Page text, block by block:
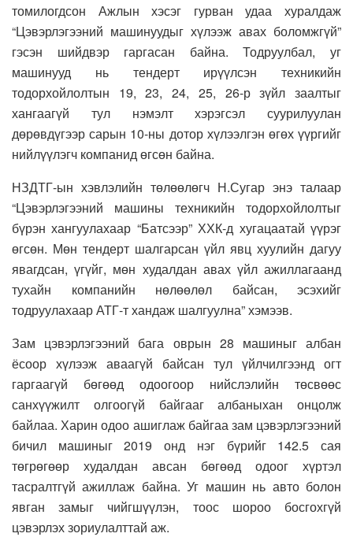
томилогдсон Ажлын хэсэг гурван удаа хуралдаж
“Цэвэрлэгээний машинуудыг хүлээж авах боломжгүй”
гэсэн шийдвэр гаргасан байна. Тодруулбал, уг
машинууд нь тендерт ирүүлсэн техникийн
тодорхойлолтын 19, 23, 24, 25, 26-р зүйл заалтыг
хангаагүй тул нэмэлт хэрэгсэл суурилуулан
дөрөвдүгээр сарын 10-ны дотор хүлээлгэн өгөх үүргийг
нийлүүлэгч компанид өгсөн байна.
НЗДТГ-ын хэвлэлийн төлөөлөгч Н.Сугар энэ талаар
“Цэвэрлэгээний машины техникийн тодорхойлолтыг
бүрэн хангуулахаар “Батсээр” ХХК-д хугацаатай үүрэг
өгсөн. Мөн тендерт шалгарсан үйл явц хуулийн дагуу
явагдсан, үгүйг, мөн худалдан авах үйл ажиллагаанд
тухайн компанийн нөлөөлөл байсан, эсэхийг
тодруулахаар АТГ-т хандаж шалгуулна” хэмээв.
Зам цэвэрлэгээний бага оврын 28 машиныг албан
ёсоор хүлээж аваагүй байсан тул үйлчилгээнд огт
гаргаагүй бөгөөд одоогоор нийслэлийн төсвөөс
санхүүжилт олгоогүй байгааг албаныхан онцолж
байлаа. Харин одоо ашиглаж байгаа зам цэвэрлэгээний
бичил машиныг 2019 онд нэг бүрийг 142.5 сая
төгрөгөөр худалдан авсан бөгөөд одоог хүртэл
тасралтгүй ажиллаж байна. Уг машин нь авто болон
явган замыг чийгшүүлэн, тоос шороо босгохгүй
цэвэрлэх зориулалттай аж.